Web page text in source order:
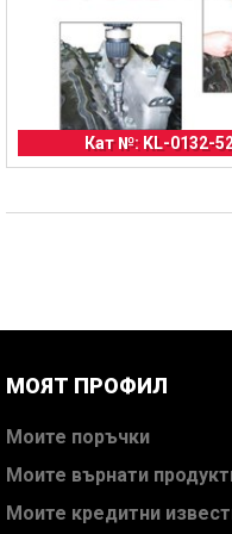
Кат №: KL-0132-
МОЯТ ПРОФИЛ
Моите поръчки
Моите върнати
Моите кредитни